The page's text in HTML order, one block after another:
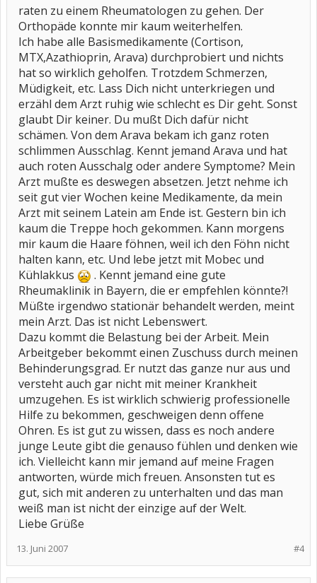
raten zu einem Rheumatologen zu gehen. Der
Orthopäde konnte mir kaum weiterhelfen.
Ich habe alle Basismedikamente (Cortison,
MTX,Azathioprin, Arava) durchprobiert und nichts
hat so wirklich geholfen. Trotzdem Schmerzen,
Müdigkeit, etc. Lass Dich nicht unterkriegen und
erzähl dem Arzt ruhig wie schlecht es Dir geht. Sonst
glaubt Dir keiner. Du mußt Dich dafür nicht
schämen. Von dem Arava bekam ich ganz roten
schlimmen Ausschlag. Kennt jemand Arava und hat
auch roten Ausschalg oder andere Symptome? Mein
Arzt mußte es deswegen absetzen. Jetzt nehme ich
seit gut vier Wochen keine Medikamente, da mein
Arzt mit seinem Latein am Ende ist. Gestern bin ich
kaum die Treppe hoch gekommen. Kann morgens
mir kaum die Haare föhnen, weil ich den Föhn nicht
halten kann, etc. Und lebe jetzt mit Mobec und
Kühlakkus
. Kennt jemand eine gute
Rheumaklinik in Bayern, die er empfehlen könnte?!
Müßte irgendwo stationär behandelt werden, meint
mein Arzt. Das ist nicht Lebenswert.
Dazu kommt die Belastung bei der Arbeit. Mein
Arbeitgeber bekommt einen Zuschuss durch meinen
Behinderungsgrad. Er nutzt das ganze nur aus und
versteht auch gar nicht mit meiner Krankheit
umzugehen. Es ist wirklich schwierig professionelle
Hilfe zu bekommen, geschweigen denn offene
Ohren. Es ist gut zu wissen, dass es noch andere
junge Leute gibt die genauso fühlen und denken wie
ich. Vielleicht kann mir jemand auf meine Fragen
antworten, würde mich freuen. Ansonsten tut es
gut, sich mit anderen zu unterhalten und das man
weiß man ist nicht der einzige auf der Welt.
Liebe Grüße
#4
13. Juni 2007